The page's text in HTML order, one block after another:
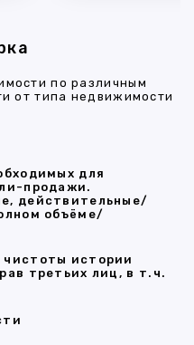
по различным
от типа недвижимости
для
продажи.
действительные/
объёме/
истории
третьих лиц, в т.ч.